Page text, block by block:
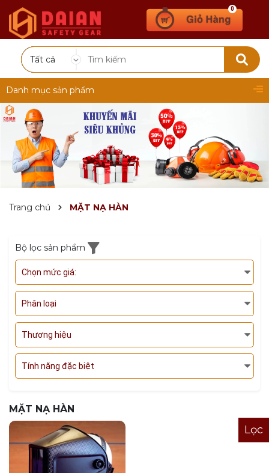
Tất cả
0
Danh mục sản phẩm
Trang chủ MẶT NẠ HÀN
Bộ lọc sản phẩm
Chọn mức giá:
Phân loại
Thương hiệu
Tính năng đặc biệt
MẶT NẠ HÀN
Lọc